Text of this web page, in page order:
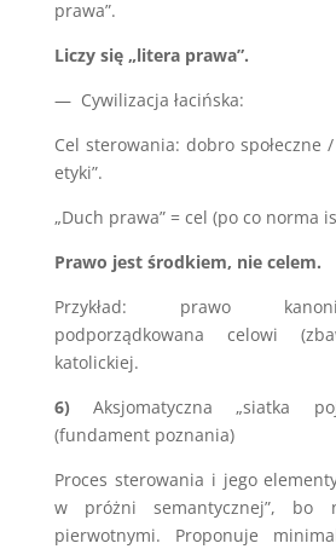
prawa”.
Liczy się „litera prawa”.
— Cywilizacja łacińska:
Cel sterowania: dobro społeczne
etyki”.
„Duch prawa” = cel (po co norma
Prawo jest środkiem, nie celem.
Przykład: prawo
podporządkowana celowi
katolickiej.
6) Aksjomatyczna „siatka
(fundament poznania)
Proces sterowania i jego
w próżni semantycznej”, bo
pierwotnymi. Proponuje